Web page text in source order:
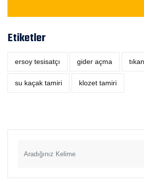
Etiketler
ersoy tesisatçı ‎gider açma
su kaçak tamiri klozet tamiri